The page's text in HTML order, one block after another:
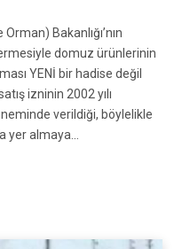
Orman) Bakanlığı’nın
domuz ürünlerinin
YENİ bir hadise değil
izninin 2002 yılı
verildiği, böylelikle
yer almaya…